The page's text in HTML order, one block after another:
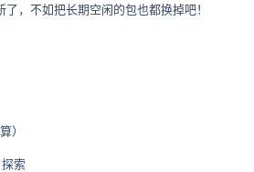
，不如把长期空闲的包也都换掉吧！
）
索